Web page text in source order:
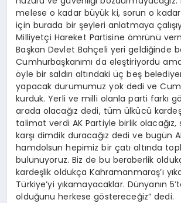
melese o kadar büyük ki, sorun o
için burada bir şeyleri anlatmaya
Milliyetçi Hareket Partisine ömrünü
Başkan Devlet Bahçeli yeri geldiğinde
Cumhurbaşkanımı da eleştiriyordu
öyle bir saldırı altındaki üç beş
yapacak durumumuz yok dedi ve
kurduk. Yerli ve milli olanla parti farkı
arada olacağız dedi, tüm ülkücü
talimat verdi AK Partiyle birlik olacağız,
karşı dimdik duracağız dedi ve bugün
hamdolsun hepimiz bir çatı altında
bulunuyoruz. Biz de bu beraberlik
kardeşlik oldukça Kahramanmaraş’ı
Türkiye’yi yıkamayacaklar. Dünyanın
olduğunu herkese göstereceğiz” dedi.